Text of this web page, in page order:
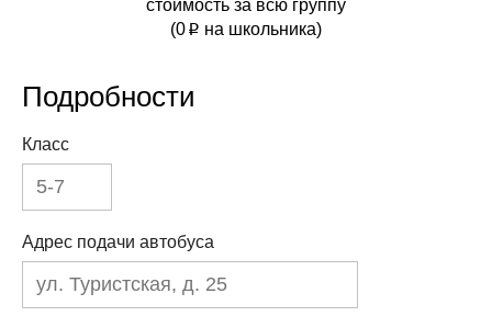
стоимость за всю группу
(0 p на школьника)
Подробности
Класс
Адрес подачи автобуса